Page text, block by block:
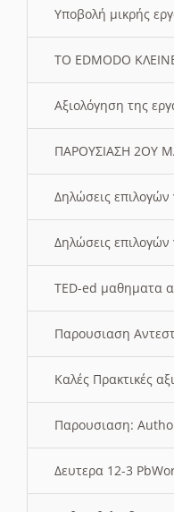
Υποβολή μικρής
ΤΟ EDMODO
Αξιολόγηση της
ΠΑΡΟΥΣΙΑΣΗ
Δηλώσεις
Δηλώσεις
TED-ed μαθηματα
Παρουσιαση
Καλές Πρακτικές
Παρουσιαση:
Δευτερα 12-3